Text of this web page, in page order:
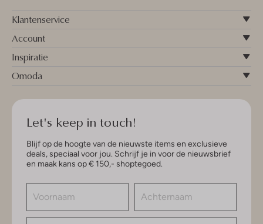
Klantenservice
Account
Inspiratie
Omoda
Let's keep in touch!
Blijf op de hoogte van de nieuwste items en exclusieve
deals, speciaal voor jou. Schrijf je in voor de nieuwsbrief
en maak kans op € 150,- shoptegoed.